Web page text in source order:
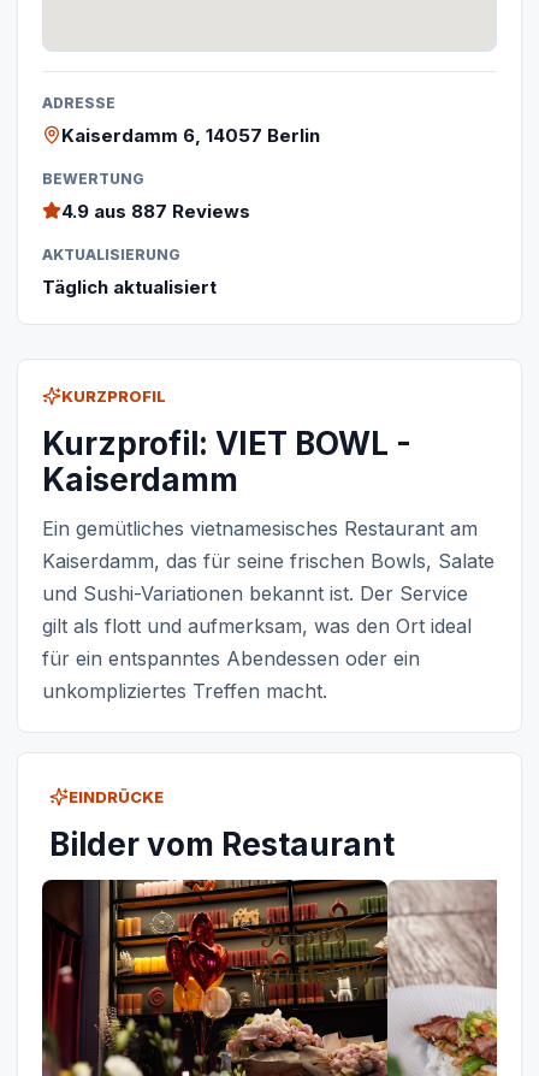
KURZPROFIL
Kurzprofil: VIET BOWL -
Kaiserdamm
Ein gemütliches vietnamesisches Restaurant am
Kaiserdamm, das für seine frischen Bowls, Salate
und Sushi-Variationen bekannt ist. Der Service
gilt als flott und aufmerksam, was den Ort ideal
für ein entspanntes Abendessen oder ein
unkompliziertes Treffen macht.
EINDRÜCKE
Bilder vom Restaurant
ADRESSE
Kaiserdamm 6, 14057 Berlin
BEWERTUNG
4.9 aus 887 Reviews
AKTUALISIERUNG
Täglich aktualisiert